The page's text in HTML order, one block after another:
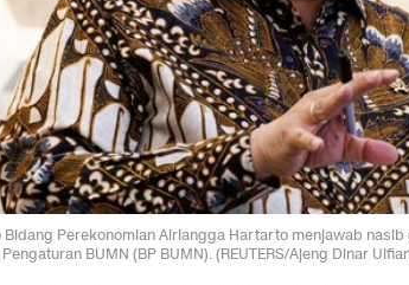
Bidang Perekonomian Airlangga Hartarto menjawab
BUMN (BP BUMN). (REUTERS/Ajeng Dinar